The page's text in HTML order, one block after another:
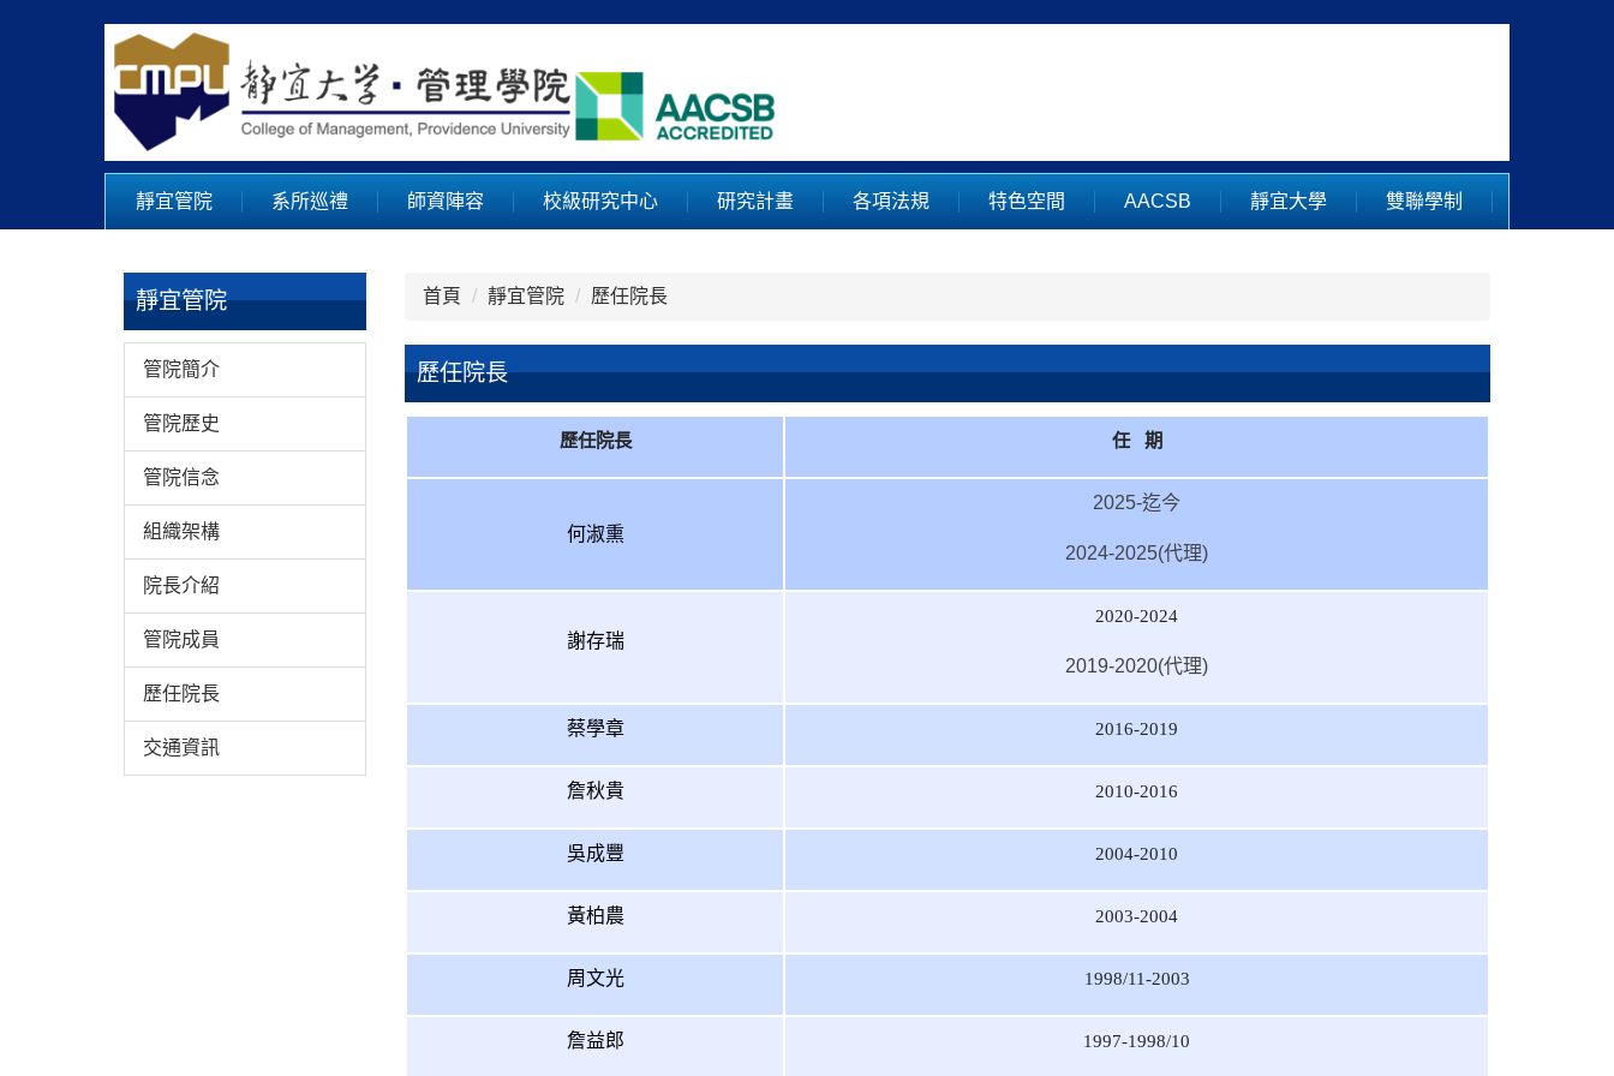
靜宜管院 系所巡禮 師資陣容 校級研究中心 研究計畫 各項法規 特色空間 AACSB 靜宜大學 雙聯學制
靜宜管院
管院簡介
管院歷史
管院信念
組織架構
院長介紹
管院成員
歷任院長
交通資訊
首頁 靜宜管院 歷任院長
歷任院長
歷任院長 任 期
何淑熏
2025-迄今
2024-2025(代理)
謝存瑞
2020-2024
2019-2020(代理)
蔡學章 2016-2019
詹秋貴 2010-2016
吳成豐 2004-2010
黃柏農 2003-2004
周文光 1998/11-2003
詹益郎 1997-1998/10